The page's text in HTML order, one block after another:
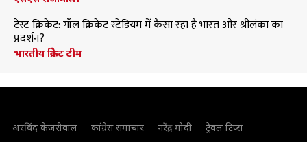
टेस्ट क्रिकेट: गॉल क्रिकेट स्टेडियम में कैसा रहा है भारत और श्रीलंका का
प्रदर्शन?
भारतीय क्रिकेट टीम
अरविंद केजरीवाल कांग्रेस समाचार नरेंद्र मोदी ट्रैवल टिप्स